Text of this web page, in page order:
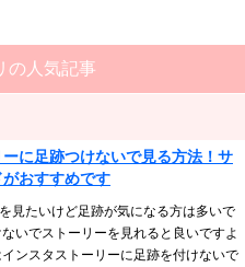
の人気記事
に足跡つけないで見る方法！サ
おすすめです
見たいけど足跡が気になる方は多いで
いでストーリーを見れると良いですよ
ンスタストーリーに足跡を付けないで